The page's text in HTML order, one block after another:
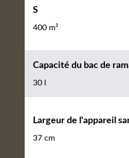
S
400 m²
Capacité du bac de
30 l
Largeur de l'appareil
37 cm